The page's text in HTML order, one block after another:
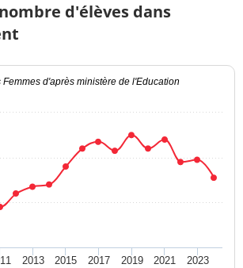
d'élèves dans
d'après ministère de l'Education
2013 2015 2017 2019 2021 2023